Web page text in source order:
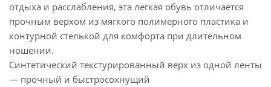
отдыха и расслабления, эта легкая обувь отличается
прочным верхом из мягкого полимерного пластика и
контурной стелькой для комфорта при длительном
ношении.
Синтетический текстурированный верх из одной ленты
— прочный и быстросохнущий